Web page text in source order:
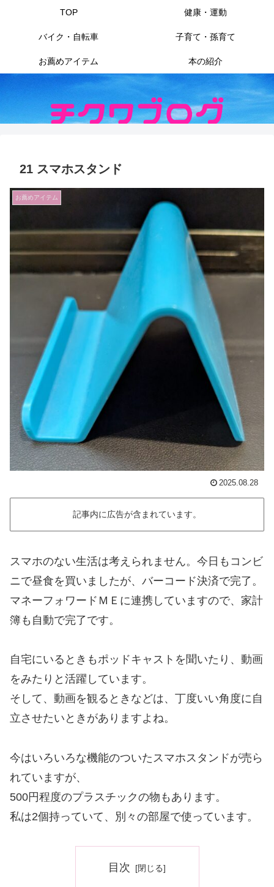
TOP 健康・運動
バイク・自転車 子育て・孫育て
お薦めアイテム 本の紹介
21 スマホスタンド
お薦めアイテム
2025.08.28
記事内に広告が含まれています。
スマホのない生活は考えられません。今日もコンビ
ニで昼食を買いましたが、バーコード決済で完了。
マネーフォワードＭＥに連携していますので、家計
簿も自動で完了です。
自宅にいるときもポッドキャストを聞いたり、動画
をみたりと活躍しています。
そして、動画を観るときなどは、丁度いい角度に自
立させたいときがありますよね。
今はいろいろな機能のついたスマホスタンドが売ら
れていますが、
500円程度のプラスチックの物もあります。
私は2個持っていて、別々の部屋で使っています。
目次